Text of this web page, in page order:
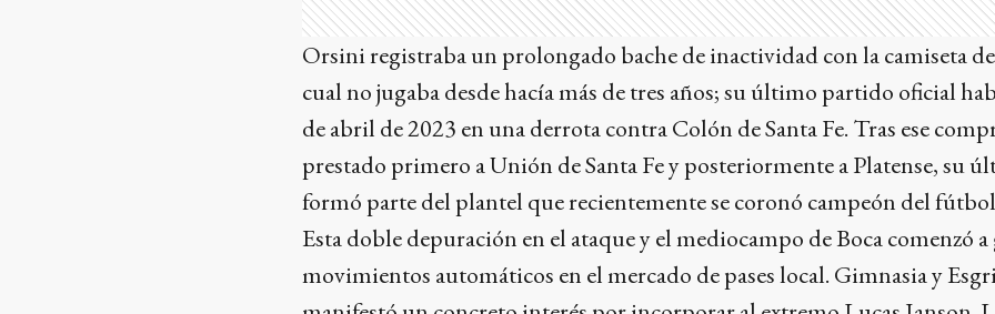
Orsini registraba un prolongado bache de inactividad con la camiseta
cual no jugaba desde hacía más de tres años; su último partido oficial
de abril de 2023 en una derrota contra Colón de Santa Fe. Tras ese
prestado primero a Unión de Santa Fe y posteriormente a Platense, su
formó parte del plantel que recientemente se coronó campeón del
Esta doble depuración en el ataque y el mediocampo de Boca comenzó
movimientos automáticos en el mercado de pases local. Gimnasia y